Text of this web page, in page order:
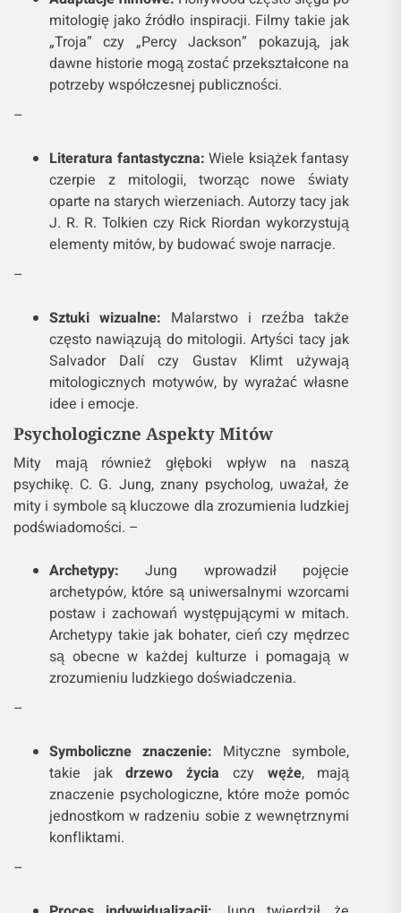
mitologię jako źródło inspiracji. Filmy takie jak
„Troja” czy „Percy Jackson” pokazują, jak
dawne historie mogą zostać przekształcone na
potrzeby współczesnej publiczności.
–
Literatura fantastyczna: Wiele książek fantasy
czerpie z mitologii, tworząc nowe światy
oparte na starych wierzeniach. Autorzy tacy jak
J. R. R. Tolkien czy Rick Riordan wykorzystują
elementy mitów, by budować swoje narracje.
–
Sztuki wizualne: Malarstwo i rzeźba także
często nawiązują do mitologii. Artyści tacy jak
Salvador Dalí czy Gustav Klimt używają
mitologicznych motywów, by wyrażać własne
idee i emocje.
Psychologiczne Aspekty Mitów
Mity mają również głęboki wpływ na naszą
psychikę. C. G. Jung, znany psycholog, uważał, że
mity i symbole są kluczowe dla zrozumienia ludzkiej
podświadomości. –
Archetypy: Jung wprowadził pojęcie
archetypów, które są uniwersalnymi wzorcami
postaw i zachowań występującymi w mitach.
Archetypy takie jak bohater, cień czy mędrzec
są obecne w każdej kulturze i pomagają w
zrozumieniu ludzkiego doświadczenia.
–
Symboliczne znaczenie: Mityczne symbole,
takie jakdrzewo życia czy węże, mają
znaczenie psychologiczne, które może pomóc
jednostkom w radzeniu sobie z wewnętrznymi
konfliktami.
–